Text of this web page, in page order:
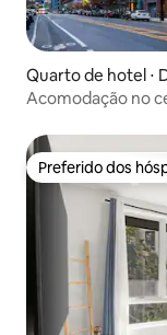
Quarto de hotel ⋅
Acomodação no
Preferido dos
Preferido dos